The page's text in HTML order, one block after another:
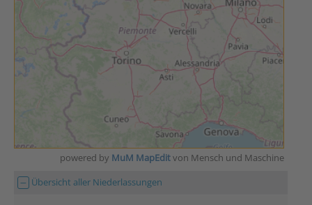
powered by MuM MapEditvon Mensch und Maschine
Übersicht aller Niederlassungen